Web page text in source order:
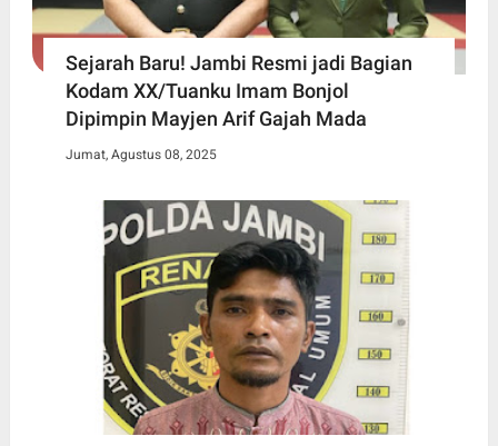
Sejarah Baru! Jambi Resmi jadi Bagian
Kodam XX/Tuanku Imam Bonjol
Dipimpin Mayjen Arif Gajah Mada
Jumat, Agustus 08, 2025